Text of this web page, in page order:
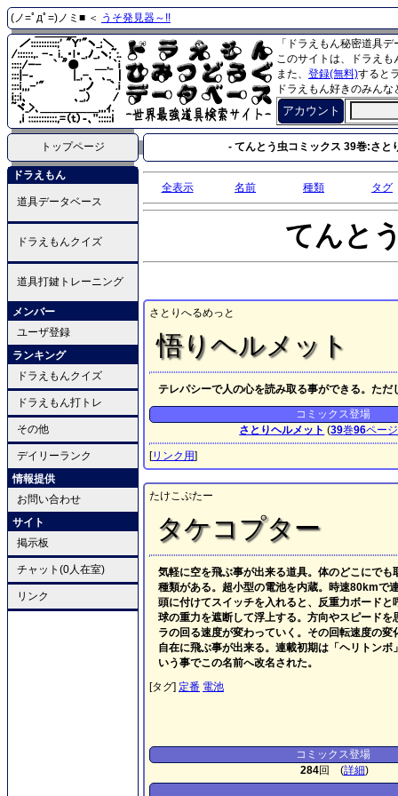
(ノ=ﾟдﾟ=)ノミ■ ＜ うそ発見器～!!
「ドラえもん秘密道具
このサイトは、ドラえも
また、 登録(無料)すると
ドラえもん好きのみんな
アカウント
トップページ - てんとう虫コミックス 39巻:さと
ドラえもん
道具データベース
ドラえもんクイズ
道具打鍵トレーニング
メンバー
ユーザ登録
ランキング
ドラえもんクイズ
ドラえもん打トレ
その他
デイリーランク
情報提供
お問い合わせ
サイト
掲示板
チャット(0人在室)
リンク
全表示 名前 種類 タグ
てんと
さとりへるめっと
悟りヘルメット
テレパシーで人の心を読み取る事ができる。ただ
コミックス登場
さとりヘルメット (39巻96ページ
[リンク用]
たけこぷたー
タケコプター
気軽に空を飛ぶ事が出来る道具。体のどこにで
種類がある。超小型の電池を内蔵。時速80kmで
頭に付けてスイッチを入れると、反重力ボード
球の重力を遮断して浮上する。方向やスピード
ラの回る速度が変わっていく。その回転速度の
自在に飛ぶ事が出来る。連載初期は「ヘリトン
いう事でこの名前へ改名された。
[タグ] 定番 電池
コミックス登場
284回 (詳細)